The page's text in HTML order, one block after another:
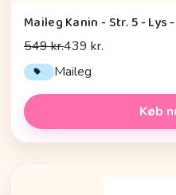
Maileg Kanin - Str. 5 -
549 kr.439 kr.
Maileg
Køb